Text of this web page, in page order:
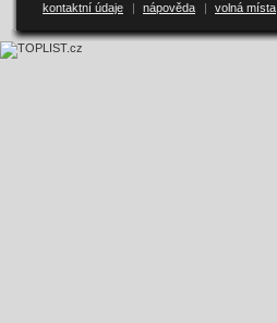
kontaktní údaje | nápověda | volná místa